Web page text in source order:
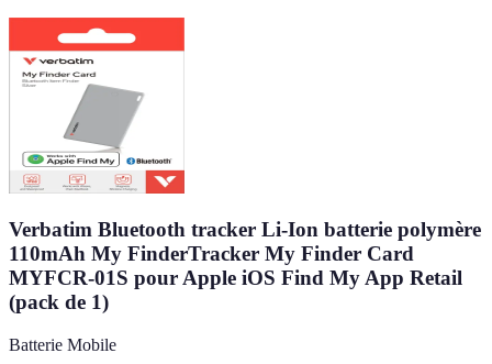
Verbatim Bluetooth tracker Li-Ion batterie polymère
110mAh My FinderTracker My Finder Card
MYFCR-01S pour Apple iOS Find My App Retail
(pack de 1)
Batterie Mobile